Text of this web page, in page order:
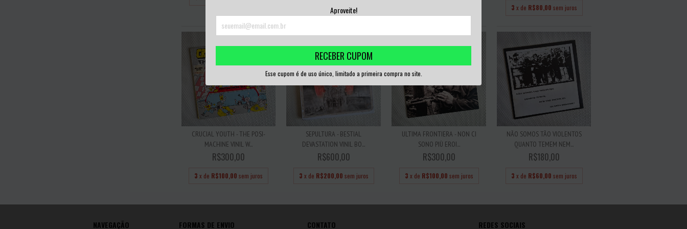
Aproveite!
RECEBER CUPOM
Esse cupom é de uso único, limitado a primeira compra no site.
R$60,00 sem juros 3 x de R$80,00 sem juros
CRUCIAL YOUTH - THE POSI-
MACHINE VINIL W...
R$300,00
3 x de R$100,00 sem juros
SEPULTURA - BESTIAL
DEVASTATION VINIL BO...
R$600,00
3 x de R$200,00 sem juros
ULTIMA FRONTIERA - NON CI
SONO PIÙ EROI...
R$300,00
3 x de R$100,00 sem juros
NÃO SOMOS TÃO VIOLENTOS
QUANTO TEMEM NEM...
R$180,00
3 x de R$60,00 sem juros
NAVEGAÇÃO FORMAS DE ENVIO CONTATO REDES SOCIAIS